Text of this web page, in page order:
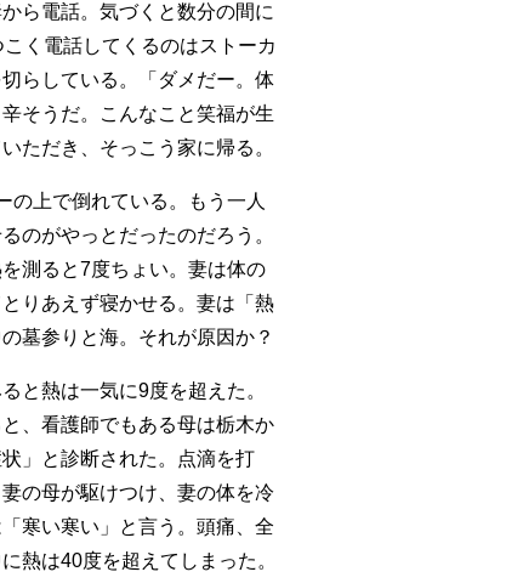
ら電話。気づくと数分の間に
く電話してくるのはストーカ
らしている。「ダメだー。体
そうだ。こんなこと笑福が生
ただき、そっこう家に帰る。
の上で倒れている。もう一人
のがやっとだったのだろう。
測ると7度ちょい。妻は体の
りあえず寝かせる。妻は「熱
墓参りと海。それが原因か？
と熱は一気に9度を超えた。
、看護師でもある母は栃木か
」と診断された。点滴を打
の母が駆けつけ、妻の体を冷
寒い寒い」と言う。頭痛、全
熱は40度を超えてしまった。